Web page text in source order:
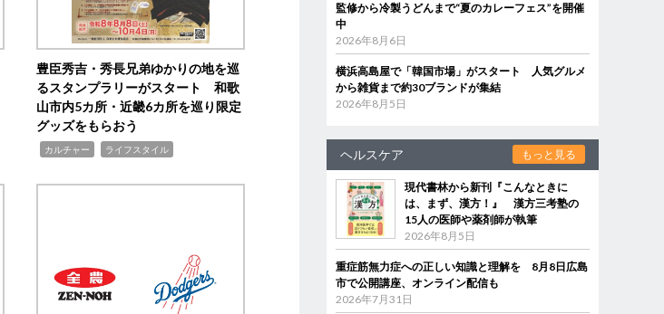
豊臣秀吉・秀長兄弟ゆかりの地を巡
るスタンプラリーがスタート 和歌
山市内5カ所・近畿6カ所を巡り限定
グッズをもらおう
カルチャー ライフスタイル
監修から冷製うどんまで“夏のカレーフェス”を開催
中
2026年8月6日
横浜高島屋で「韓国市場」がスタート 人気グルメ
から雑貨まで約30ブランドが集結
2026年8月5日
ヘルスケア もっと見る
現代書林から新刊『こんなときに
は、まず、漢方！』 漢方三考塾の
15人の医師や薬剤師が執筆
2026年8月5日
重症筋無力症への正しい知識と理解を 8月8日広島
市で公開講座、オンライン配信も
2026年7月31日